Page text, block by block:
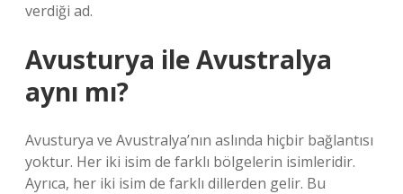
verdiği ad.
Avusturya ile Avustralya
aynı mı?
Avusturya ve Avustralya’nın aslında hiçbir bağlantısı
yoktur. Her iki isim de farklı bölgelerin isimleridir.
Ayrıca, her iki isim de farklı dillerden gelir. Bu